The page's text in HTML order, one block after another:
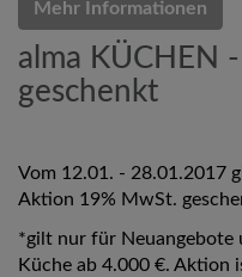
Mehr Informationen
alma KÜCHEN
geschenkt
Vom 12.01. - 28.01.2017
Aktion 19% MwSt.
*gilt nur für Neuangebote
Küche ab 4.000 €. Aktion